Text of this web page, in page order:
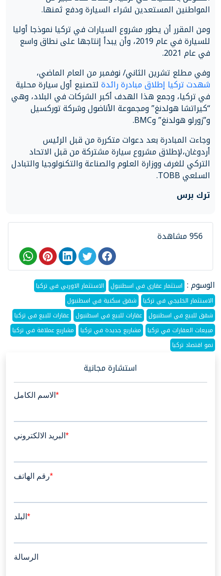
المواطنين المستعدين لشراء السيارة ودفع ثمنها.
ومن المقرر أن يطور مشروع السيارات في تركيا نموذجا أوليا
للسيارة في عام 2019، وأن يبدأ إنتاجها على نطاق واسع
في عام 2021.
وفي مطلع تشرين الثاني/ نوفمبر من العام الماضي،
شهدت تركيا إطلاق مبادرة رائدةلتصنيع أول سيارة محلية
في تركيا، وجمع هذا الهدف أكبر الشركات في البلاد، وهي
“كيراتشا هولدنغ” ومجموعة الأناضول وشركة توركسيل
و”زورلو هولدنغ” وBMC.
وجاءت المبادرة بعد دعوات متكررة من قبل الرئيس
أردوغان،لإطلاق مشروع سيارة مشتركة من قبل الاتحاد
التركي للغرف ووزارة العلوم والصناعة والتكنولوجيا والتبادل
السلعي TOBB.
ترك برس
956 مشاهدة
الوسوم : استثمار عقاري في اسطنبول
الاستثمار الاوربي في تركيا
الاستثمار الخليجي في تركيا
شقق سكنية في اسطنبول
شقق للبيع في اسطنبول
عقارات للبيع في اسطنبول
عقارات للبيع في تركيا
مبيعات العقارات في تركيا
مشاريع جديدة في تركيا
مشاريع عملاقة في تركيا
نمو اقتصاد تركيا
استشارة مجانية